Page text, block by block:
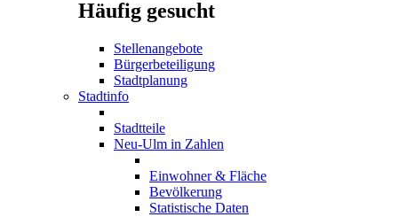
Häufig gesucht
Stellenangebote
Bürgerbeteiligung
Stadtplanung
Stadtinfo
Stadtteile
Neu-Ulm in Zahlen
Einwohner & Fläche
Bevölkerung
Statistische Daten